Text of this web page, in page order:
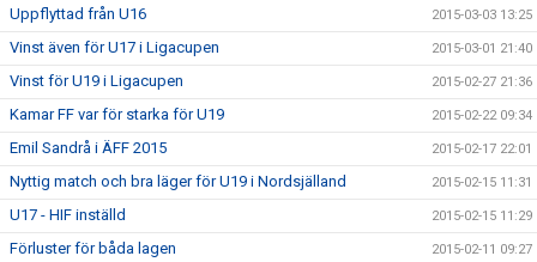
Uppflyttad från U16 2015-03-03 13:25
Vinst även för U17 i Ligacupen 2015-03-01 21:40
Vinst för U19 i Ligacupen 2015-02-27 21:36
Kamar FF var för starka för U19 2015-02-22 09:34
Emil Sandrå i ÄFF 2015 2015-02-17 22:01
Nyttig match och bra läger för U19 i Nordsjälland 2015-02-15 11:31
U17 - HIF inställd 2015-02-15 11:29
Förluster för båda lagen 2015-02-11 09:27